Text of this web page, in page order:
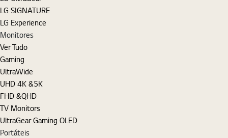
LG SIGNATURE
LG Experience
Monitores
Ver Tudo
Gaming
UltraWide
UHD 4K &5K
FHD &QHD
TV Monitors
UltraGear Gaming OLED
Portáteis